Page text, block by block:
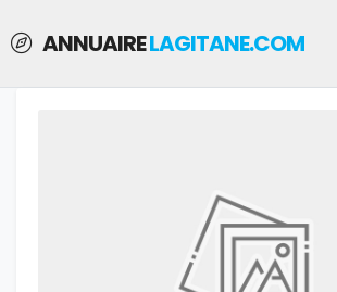
ANNUAIRELAGITANE.COM